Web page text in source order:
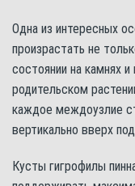
Одна из интересных
произрастать не
состоянии на камнях
родительском
каждое междоузлие
вертикально вверх
Кусты гигрофилы